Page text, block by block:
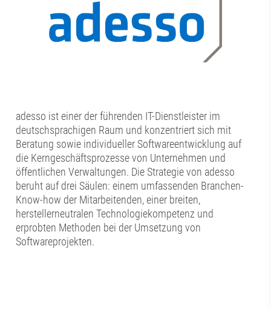
adesso ist einer der führenden IT-Dienstleister im
deutschsprachigen Raum und konzentriert sich mit
Beratung sowie individueller Softwareentwicklung auf
die Kerngeschäftsprozesse von Unternehmen und
öffentlichen Verwaltungen. Die Strategie von adesso
beruht auf drei Säulen: einem umfassenden Branchen-
Know-how der Mitarbeitenden, einer breiten,
herstellerneutralen Technologiekompetenz und
erprobten Methoden bei der Umsetzung von
Softwareprojekten.